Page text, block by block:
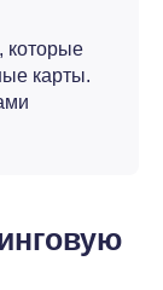
которые
карты.